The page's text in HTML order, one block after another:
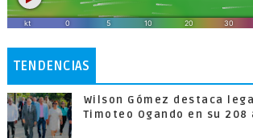
TENDENCIAS
Wilson Gómez destaca
Timoteo Ogando en su